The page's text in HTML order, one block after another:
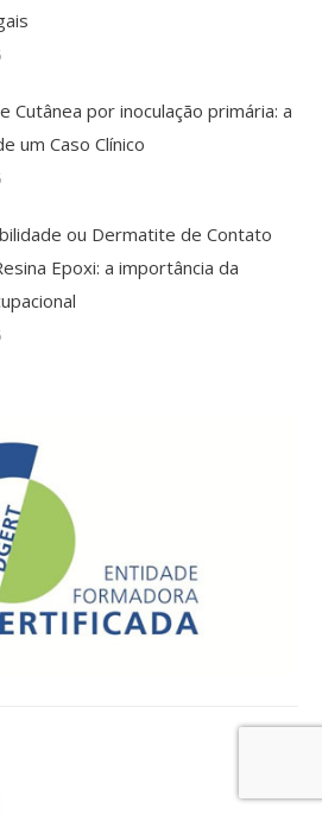
Cutânea por inoculação primária: a
um Caso Clínico
ou Dermatite de Contato
Epoxi: a importância da